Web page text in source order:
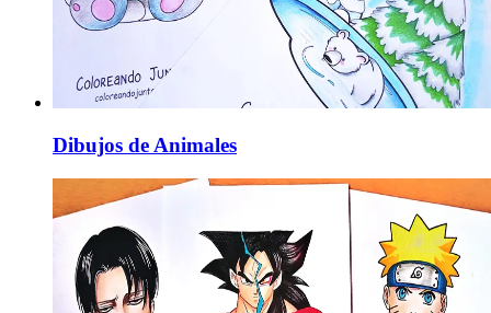
Dibujos de Animales